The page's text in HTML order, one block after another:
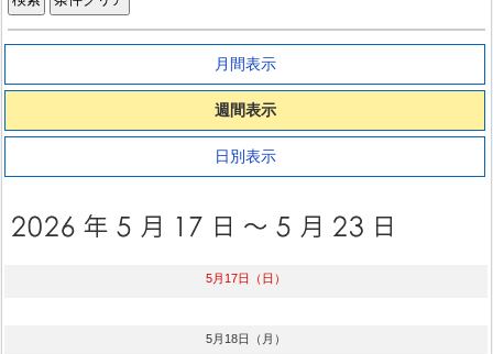
月間表示
週間表示
日別表示
5月17日（日）
5月18日（月）